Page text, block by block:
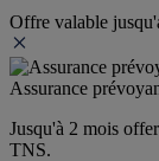
Offre valable
Assurance
Jusqu'à 2 mois
TNS.